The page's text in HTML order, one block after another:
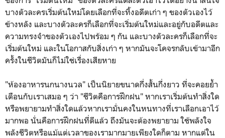
บางตัวละครเริ่มต้นใหม่โดยเลือกที่จะทิ้งอดีตเก่า ๆ ของตัวเองไว้
ข้างหลัง และบางตัวละครก็เลือกที่จะเริ่มต้นใหม่และอยู่กับอดีตและ
ความทรงจำของตัวเองไปพร้อม ๆ กัน และบางตัวละครก็เลือกที่จะ
เริ่มต้นใหม่ และในโอกาสกับสิ่งเก่า ๆ หากมันจะโคจรกลับเข้ามาอีก
ครั้งในชีวิตมันก็ไม่ใช่เรื่องเสียหาย
"ห้องอาหารนกนางนวล" เป็นนิยายขนาดกึ่งสั้นกึ่งยาว ที่จะคอยย้ำ
เตือนกับเราเสมอ ๆ ว่า "ชีวิตคือการฝึกฝน" หากเราเริ่มต้นทำสิ่งใด
หรือพยายามทำสิ่งใดแล้วหากเรามั่นคงในหนทางที่เราเลือกเอาไว้
มากพอ นั่นคือการฝึกฝนที่ดีแล้ว ถึงมันจะต้องพยายาม ใช้พลังใจ
พลังชีวิตหรือแม้แต่เวลาของเรามากมายเพียงใดก็ตาม หากแต่ใน